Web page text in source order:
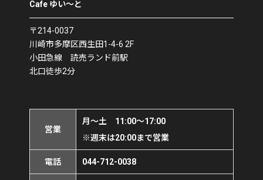
Cafe ゆい〜と
〒214-0037
川崎市多摩区西生田1-4-6 2F
小田急線 読売ランド前駅
北口徒歩2分
営業
月〜土 11:00〜17:00
※週末は20:00まで営業
電話 044-712-0038